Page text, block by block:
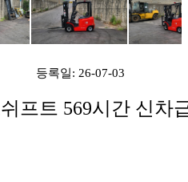
등록일: 26-07-03
프트 569시간 신차